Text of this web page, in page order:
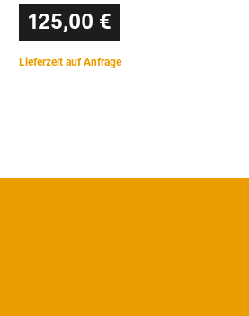
125,00 €
Lieferzeit auf Anfrage